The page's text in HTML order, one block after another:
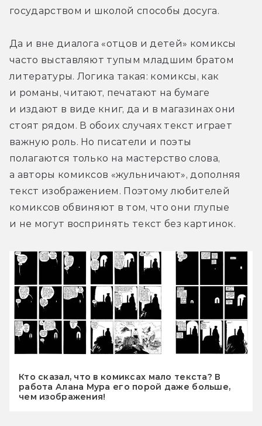
государством и школой способы досуга.
Да и вне диалога «отцов и детей» комиксы
часто выставляют тупым младшим братом
литературы. Логика такая: комиксы, как
и романы, читают, печатают на бумаге
и издают в виде книг, да и в магазинах они
стоят рядом. В обоих случаях текст играет
важную роль. Но писатели и поэты
полагаются только на мастерство слова,
а авторы комиксов «жульничают», дополняя
текст изображением. Поэтому любителей
комиксов обвиняют в том, что они глупые
и не могут воспринять текст без картинок.
Кто сказал, что в комиксах мало текста? В
работа Алана Мура его порой даже больше,
чем изображения!